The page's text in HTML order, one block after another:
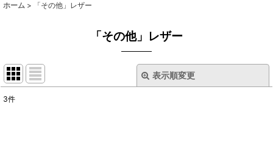
ホーム > 「その他」レザー
「その他」レザー
表示順変更
3件